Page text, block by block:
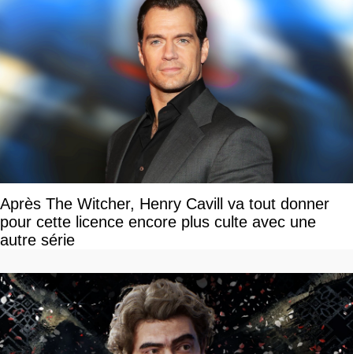
Après The Witcher, Henry Cavill va tout donner
pour cette licence encore plus culte avec une
autre série